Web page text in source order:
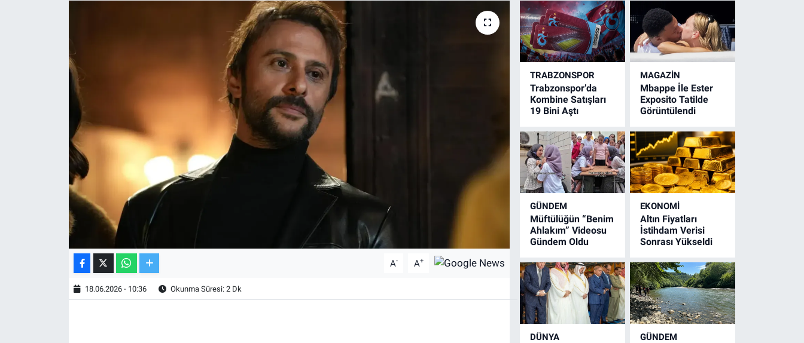
A- A+
18.06.2026 - 10:36 Okunma Süresi: 2 Dk
TRABZONSPOR
Trabzonspor’da
Kombine Satışları
19 Bini Aştı
MAGAZİN
Mbappe İle Ester
Exposito Tatilde
Görüntülendi
GÜNDEM
Müftülüğün “Benim
Ahlakım” Videosu
Gündem Oldu
EKONOMİ
Altın Fiyatları
İstihdam Verisi
Sonrası Yükseldi
DÜNYA GÜNDEM
ALT LIGLER
TV VE SİNEMA
BASKETBOL
KÜLTÜR SANAT
EKONOMİ